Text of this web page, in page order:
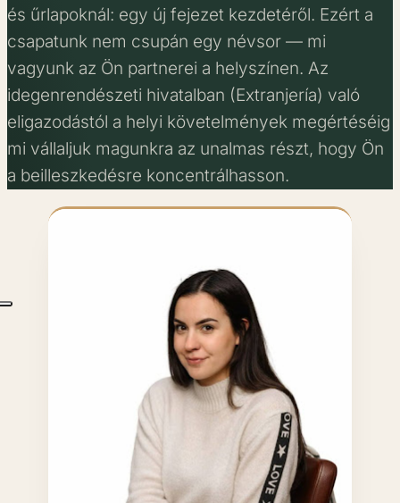
és űrlapoknál: egy új fejezet kezdetéről. Ezért a
csapatunk nem csupán egy névsor — mi
vagyunk az Ön partnerei a helyszínen. Az
idegenrendészeti hivatalban (Extranjería) való
eligazodástól a helyi követelmények megértéséig
mi vállaljuk magunkra az unalmas részt, hogy Ön
a beilleszkedésre koncentrálhasson.